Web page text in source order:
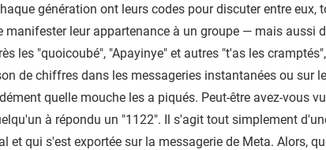
génération ont leurs codes pour discuter entre eux,
manifester leur appartenance à un groupe — mais aussi
les "quoicoubé", "Apayinye" et autres "t'as les
de chiffres dans les messageries instantanées ou sur
quelle mouche les a piqués. Peut-être avez-vous
à répondu un "1122". Il s'agit tout simplement
qui s'est exportée sur la messagerie de Meta. Alors,